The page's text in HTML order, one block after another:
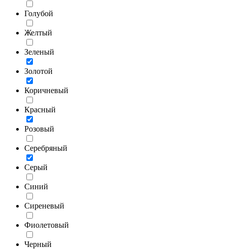
Голубой
Желтый
Зеленый
Золотой
Коричневый
Красный
Розовый
Серебряный
Серый
Синий
Сиреневый
Фиолетовый
Черный